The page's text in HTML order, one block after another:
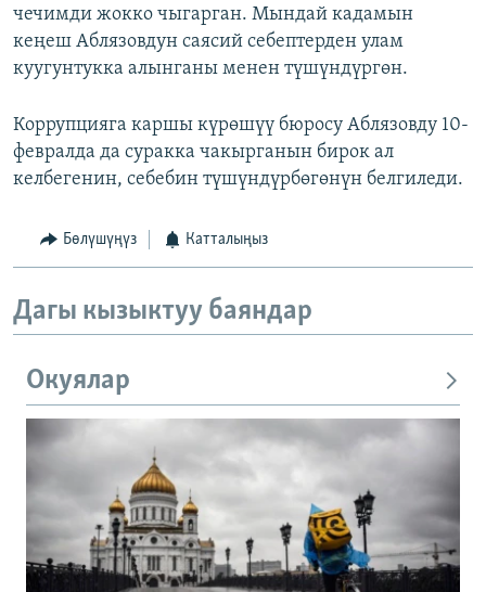
чечимди жокко чыгарган. Мындай кадамын
кеңеш Аблязовдун саясий себептерден улам
куугунтукка алынганы менен түшүндүргөн.
Коррупцияга каршы күрөшүү бюросу Аблязовду 10-
февралда да суракка чакырганын бирок ал
келбегенин, себебин түшүндүрбөгөнүн белгиледи.
Бөлүшүңүз Катталыңыз
Дагы кызыктуу баяндар
Окуялар